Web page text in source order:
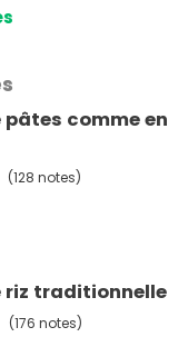
pâtes comme en
(128 notes)
riz traditionnelle
(176 notes)